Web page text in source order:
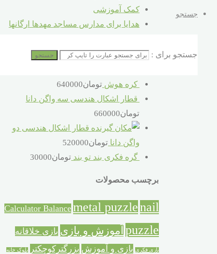
جستجو
جستجو برای : جستجو
کمک آموزشی
هدایا برای مدارس مساجد مهدها ارگانها
کره هوش تومان640000
قطار اشکال هندسی سه واگن دانا
تومان660000
قطار اشکال هندسی دو
واگن دانا تومان520000
گره فکری بند تو بند تومان30000
برچسب محصولات
Calculator Balance metal puzzlenail
puzzle آموزش و بازی بازی خلاقانه
بازی فکری بازی و آموزش بزرگترکوچکتر بلوک خانه